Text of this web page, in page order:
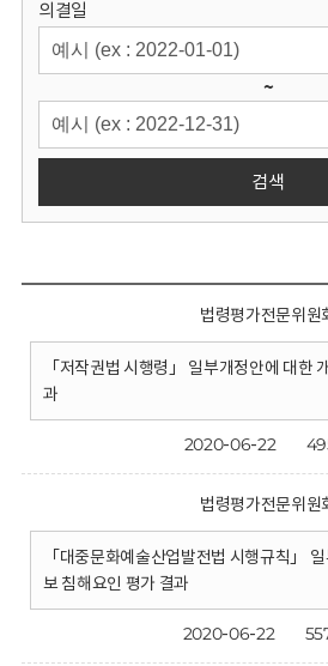
의결일
~
검색
법령평가전문위원
「저작권법 시행령」 일부개정안에 대한
과
2020-06-22
법령평가전문위원
「대중문화예술산업발전법 시행규칙」
보 침해요인 평가 결과
2020-06-22